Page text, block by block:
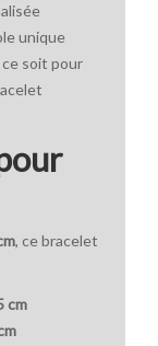
unique
ce soit pour
, ce bracelet
cm